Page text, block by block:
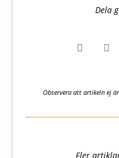
Dela
 
Observera att artikeln ej
Fler